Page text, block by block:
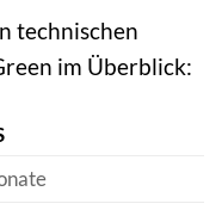
technischen
im Überblick: